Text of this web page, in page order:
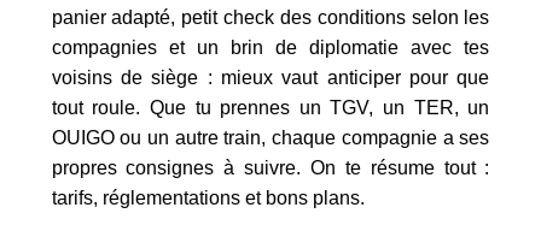
panier adapté, petit check des conditions selon les
compagnies et un brin de diplomatie avec tes
voisins de siège : mieux vaut anticiper pour que
tout roule. Que tu prennes un TGV, un TER, un
OUIGO ou un autre train, chaque compagnie a ses
propres consignes à suivre. On te résume tout :
tarifs, réglementations et bons plans.